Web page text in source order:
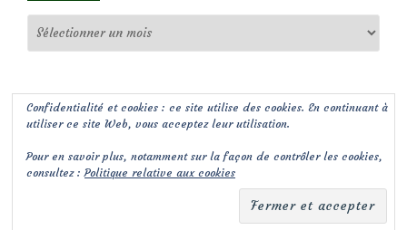
Confidentialité et cookies : ce site utilise des cookies. En continuant à
utiliser ce site Web, vous acceptez leur utilisation.
Pour en savoir plus, notamment sur la façon de contrôler les cookies,
consultez :Politique relative aux cookies